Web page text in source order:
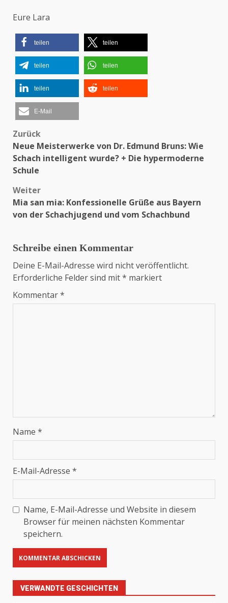
Eure Lara
teilen teilen
teilen teilen
teilen teilen
E-Mail
Beitragsnavigation
Zurück
Neue Meisterwerke von Dr. Edmund Bruns: Wie
Schach intelligent wurde? + Die hypermoderne
Schule
Weiter
Mia san mia: Konfessionelle Grüße aus Bayern
von der Schachjugend und vom Schachbund
Schreibe einen Kommentar
Deine E-Mail-Adresse wird nicht veröffentlicht.
Erforderliche Felder sind mit* markiert
Kommentar*
Name *
E-Mail-Adresse *
Name, E-Mail-Adresse und Website in diesem
Browser für meinen nächsten Kommentar
speichern.
VERWANDTE GESCHICHTEN